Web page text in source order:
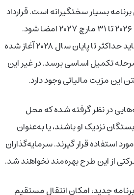
بسیار سختگیرانه است. قرارداد
خرید باید بین اول اپریل ۲۰۲۶ تا ۳۱ مارچ ۲۰۲۷ امضا شود.
همچنین ساخت پروژه باید حداکثر تا پایان سال ۲۰۲۸ آغاز شده
سال ۲۰۳۱ به مرحله تکمیل اساسی برسد. در غیر این
این مزیت مالیاتی وجود دارد.
در نظر گرفته شده که محل
نزدیک او باشند، یا به‌عنوان
استفاده قرار گیرند. سرمایه‌گذاران
از این طرح بهره‌مند نخواهند شد.
جدید، امکان انتقال مستقیم